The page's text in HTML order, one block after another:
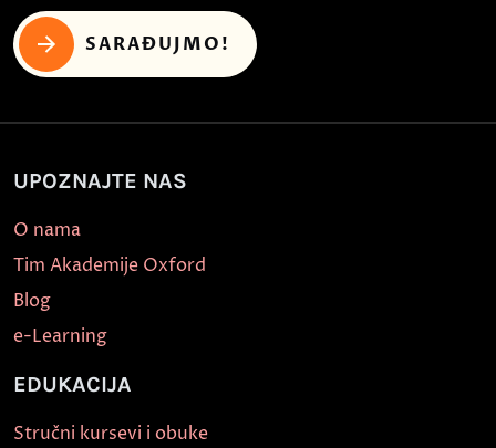
SARAĐUJMO!
UPOZNAJTE NAS
O nama
Tim Akademije Oxford
Blog
e-Learning
EDUKACIJA
Stručni kursevi i obuke